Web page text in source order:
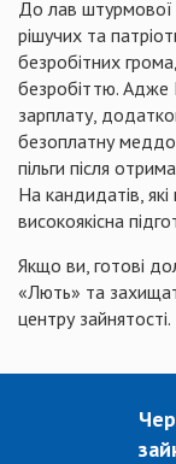
До лав
рішучих та
безробітних
безробіттю. Адже
зарплату,
безоплатну
пільги після
На кандидатів,
високоякісна
Якщо ви, готові
«Лють» та
центру зайнятості.